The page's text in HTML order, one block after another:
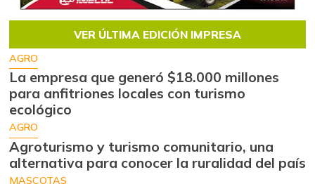
VER ÚLTIMA EDICIÓN IMPRESA
AGRO
La empresa que generó $18.000 millones
para anfitriones locales con turismo
ecológico
AGRO
Agroturismo y turismo comunitario, una
alternativa para conocer la ruralidad del país
MASCOTAS